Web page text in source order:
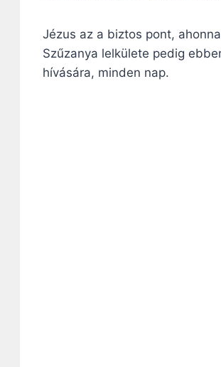
Jézus az a biztos pont,
Szűzanya lelkülete pedig
hívására, minden nap.